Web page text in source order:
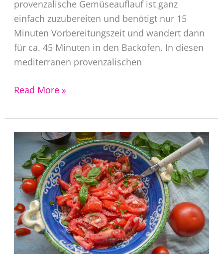
provenzalische Gemüseauflauf ist ganz
einfach zuzubereiten und benötigt nur 15
Minuten Vorbereitungszeit und wandert dann
für ca. 45 Minuten in den Backofen. In diesen
mediterranen provenzalischen
Gemüseauflauf
Tian
Provencal
Read More »